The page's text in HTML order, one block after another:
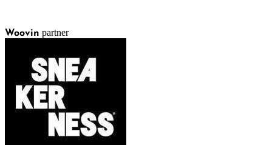
Woovin partner